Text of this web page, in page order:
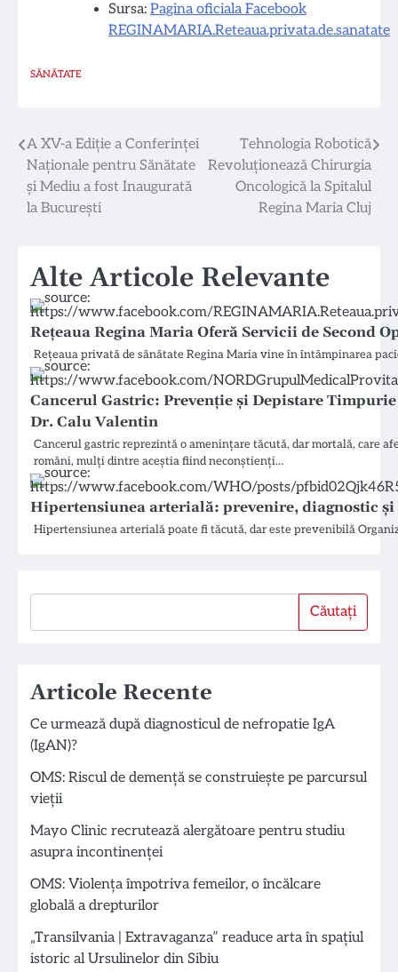
Sursa: Pagina oficiala Facebook
REGINAMARIA.Reteaua.privata.de.sanatate
SĂNĂTATE
Navigare
în
articole
A XV-a Ediție a Conferinței
Naționale pentru Sănătate
și Mediu a fost Inaugurată
la București
Tehnologia Robotică
Revoluționează Chirurgia
Oncologică la Spitalul
Regina Maria Cluj
Alte Articole Relevante
Rețeaua Regina Maria Oferă Servicii de Second
Rețeaua privată de sănătate Regina Maria vine în întâmpinarea
Cancerul Gastric: Prevenție și Depistare
Dr. Calu Valentin
Cancerul gastric reprezintă o amenințare tăcută, dar mortală, care
români, mulți dintre aceștia fiind neconștienți…
Hipertensiunea arterială: prevenire, diagnostic și
Hipertensiunea arterială poate fi tăcută, dar este prevenibilă
Căutați
Articole Recente
Ce urmează după diagnosticul de nefropatie IgA
(IgAN)?
OMS: Riscul de demență se construiește pe parcursul
vieții
Mayo Clinic recrutează alergătoare pentru studiu
asupra incontinenței
OMS: Violența împotriva femeilor, o încălcare
globală a drepturilor
„Transilvania | Extravaganza” readuce arta în spațiul
istoric al Ursulinelor din Sibiu